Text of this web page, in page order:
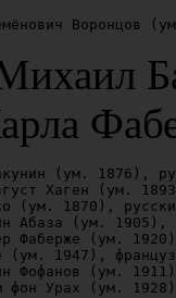
(ум. 1876),
Хаген (ум.
(ум. 1870),
Абаза (ум.
Фаберже (ум.
(ум. 1947),
Фофанов (ум.
фон Урах (ум.